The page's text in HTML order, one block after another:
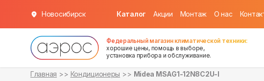
Новосибирск Каталог Акции Монтаж О нас
Федеральный магазин климатической техники:
хорошие цены, помощь в выборе,
установка прибора и обслуживание.
Главная Кондиционеры Midea MSAG1-12N8C2U-I
в наличии
в наличии